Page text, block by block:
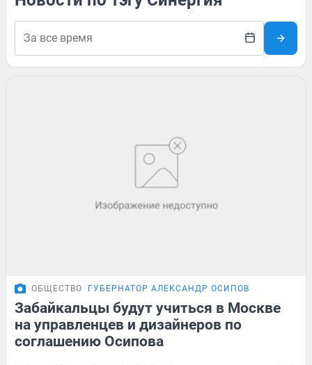
ОБЩЕСТВО ГУБЕРНАТОР АЛЕКСАНДР ОСИПОВ
Забайкальцы будут учиться в Москве
на управленцев и дизайнеров по
соглашению Осипова